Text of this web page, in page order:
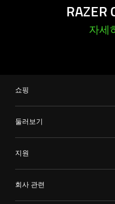
RAZER
자세
쇼핑
둘러보기
지원
회사 관련